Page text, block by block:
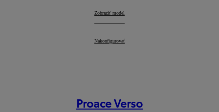
Toyota C-HR+:
Zobraziť model
Toyota C-HR+:
Nakonfigurovať
Proace Verso